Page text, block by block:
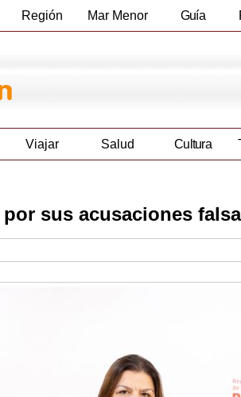
Región Mar Menor Guía
Viajar Salud Cultura
sus acusaciones